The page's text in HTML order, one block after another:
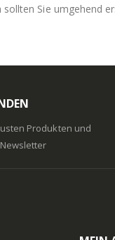
Sie umgehend
Produkten und